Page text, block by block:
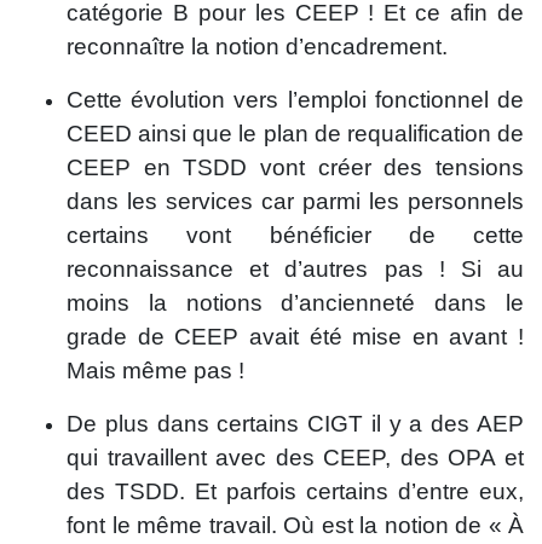
catégorie B pour les CEEP ! Et ce afin de
reconnaître la notion d’encadrement.
Cette évolution vers l’emploi fonctionnel de
CEED ainsi que le plan de requalification de
CEEP en TSDD vont créer des tensions
dans les services car parmi les personnels
certains vont bénéficier de cette
reconnaissance et d’autres pas ! Si au
moins la notions d’ancienneté dans le
grade de CEEP avait été mise en avant !
Mais même pas !
De plus dans certains CIGT il y a des AEP
qui travaillent avec des CEEP, des OPA et
des TSDD. Et parfois certains d’entre eux,
font le même travail. Où est la notion de « À